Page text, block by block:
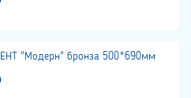
"Модерн" бронза 500*690мм